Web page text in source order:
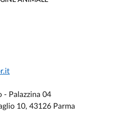
- Palazzina 04
10, 43126 Parma